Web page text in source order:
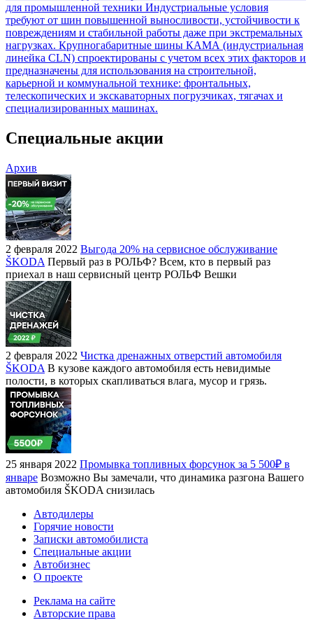
для промышленной техники Индустриальные условия
требуют от шин повышенной выносливости, устойчивости к
повреждениям и стабильной работы даже при экстремальных
нагрузках. Крупногабаритные шины КАМА (индустриальная
линейка CLN) спроектированы с учетом всех этих факторов и
предназначены для использования на строительной,
карьерной и коммунальной технике: фронтальных,
телескопических и экскаваторных погрузчиках, тягачах и
специализированных машинах.
Специальные акции
Архив
2 февраля 2022 Выгода 20% на сервисное обслуживание
ŠKODA Первый раз в РОЛЬФ? Всем, кто в первый раз
приехал в наш сервисный центр РОЛЬФ Вешки
2 февраля 2022 Чистка дренажных отверстий автомобиля
ŠKODA В кузове каждого автомобиля есть невидимые
полости, в которых скапливаться влага, мусор и грязь.
25 января 2022 Промывка топливных форсунок за 5 500₽ в
январе Возможно Вы замечали, что динамика разгона Вашего
автомобиля ŠKODA снизилась
Автодилеры
Горячие новости
Записки автомобилиста
Специальные акции
Автобизнес
О проекте
Реклама на сайте
Авторские права